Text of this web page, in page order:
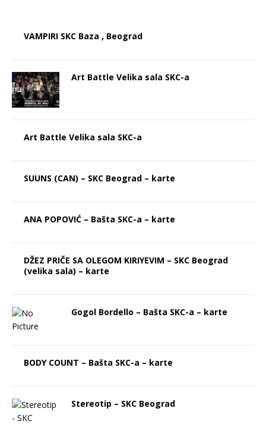
VAMPIRI SKC Baza , Beograd
Art Battle Velika sala SKC-a
Art Battle Velika sala SKC-a
SUUNS (CAN) – SKC Beograd – karte
ANA POPOVIĆ – Bašta SKC-a – karte
DŽEZ PRIČE SA OLEGOM KIRIYEVIM – SKC Beograd
(velika sala) – karte
Gogol Bordello – Bašta SKC-a – karte
BODY COUNT – Bašta SKC-a – karte
Stereotip – SKC Beograd